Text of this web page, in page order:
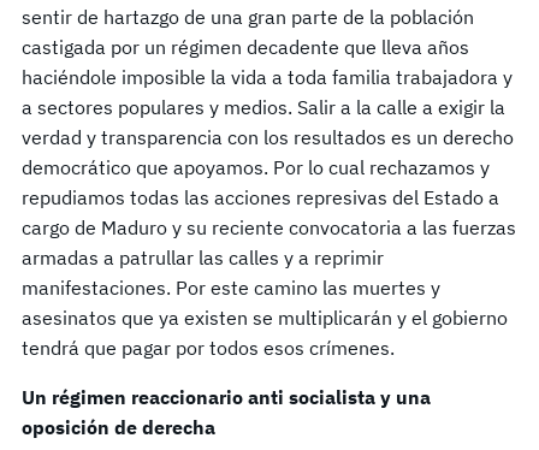
sentir de hartazgo de una gran parte de la población
castigada por un régimen decadente que lleva años
haciéndole imposible la vida a toda familia trabajadora y
a sectores populares y medios. Salir a la calle a exigir la
verdad y transparencia con los resultados es un derecho
democrático que apoyamos. Por lo cual rechazamos y
repudiamos todas las acciones represivas del Estado a
cargo de Maduro y su reciente convocatoria a las fuerzas
armadas a patrullar las calles y a reprimir
manifestaciones. Por este camino las muertes y
asesinatos que ya existen se multiplicarán y el gobierno
tendrá que pagar por todos esos crímenes.
Un régimen reaccionario anti socialista y una
oposición de derecha